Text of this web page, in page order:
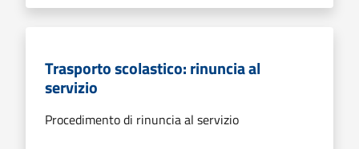
Trasporto scolastico: rinuncia al
servizio
Procedimento di rinuncia al servizio